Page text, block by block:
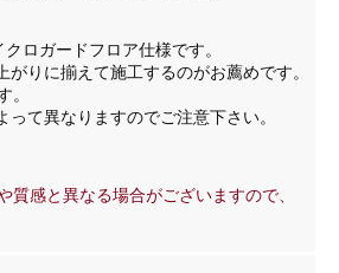
ロガードフロア仕様です。
りに揃えて施工するのがお薦めです。
。
て異なりますのでご注意下さい。
感と異なる場合がございますので、